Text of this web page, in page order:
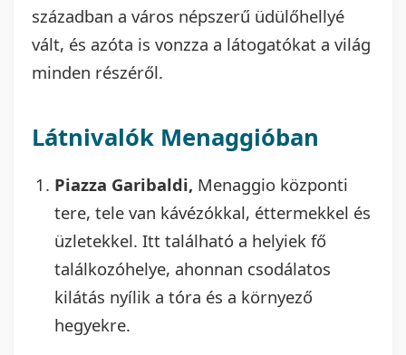
században a város népszerű üdülőhellyé
vált, és azóta is vonzza a látogatókat a világ
minden részéről.
Látnivalók Menaggióban
Piazza Garibaldi, Menaggio központi
tere, tele van kávézókkal, éttermekkel és
üzletekkel. Itt található a helyiek fő
találkozóhelye, ahonnan csodálatos
kilátás nyílik a tóra és a környező
hegyekre.